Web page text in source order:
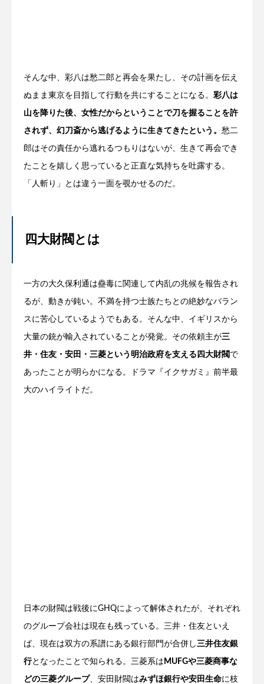
そんな中、彩八は愁二郎と再会を果たし、その計画を伝え
ぬまま東京を目指して行動を共にすることになる。 彩八は
山を降りた後、女性だからということで刀を握ることを許
されず、幻刀斎から逃げるように生きてきたという。 愁二
郎はその責任から逃れるつもりはないが、生きて再会でき
たことを嬉しく思っていると正直な気持ちを吐露する。
「人斬り」とは違う一面を覗かせるのだ。
四大財閥とは
一方の大久保利通は蠱毒に関連して内乱の兆候を報告され
るが、動きが鈍い。不満を持つ士族たちとの絶妙なバラン
スに苦心しているようでもある。そんな中、イギリスから
大量の銃が輸入されていることが発覚。その依頼主が三
井・住友・安田・三菱という明治政府を支える四大財閥で
あったことが明らかになる。ドラマ『イクサガミ』前半最
大のハイライトだ。
日本の財閥は戦後にGHQによって解体されたが、それぞれ
のグループ会社は現在も残っている。三井・住友といえ
ば、現在は双方の系譜にある銀行部門が合併し三井住友銀
行となったことで知られる。三菱系は MUFGや三菱商事な
どの三菱グループ、安田財閥はみずほ銀行や安田生命に枝